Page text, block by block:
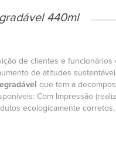
440ml
de clientes e
de atitudes
que tem a
Com Impressão
ecologicamente corretos,